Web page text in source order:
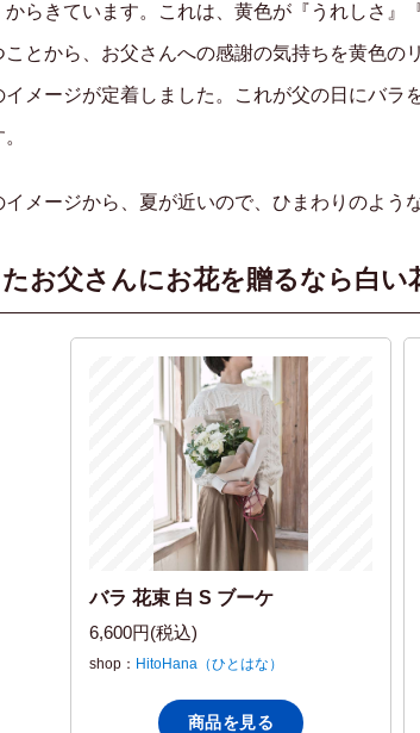
からきています。これは、黄色が『うれしさ』
ことから、お父さんへの感謝の気持ちを黄色
メージが定着しました。これが父の日にバラ
イメージから、夏が近いので、ひまわりのよう
お父さんにお花を贈るなら白い
バラ 花束 白 S ブーケ
6,600円(税込)
shop： HitoHana（ひとはな）
商品を見る